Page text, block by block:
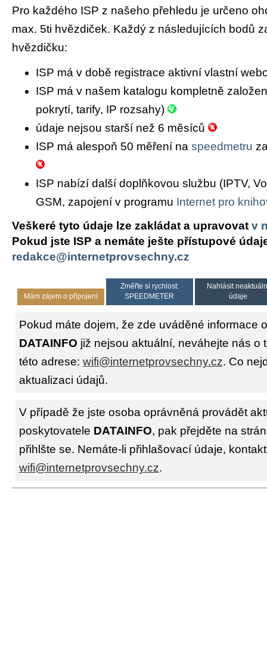
Pro každého ISP z našeho přehledu je určeno
max. 5ti hvězdiček. Každý z následujících bodů
hvězdičku:
ISP má v době registrace aktivní vlastní
ISP má v našem katalogu kompletně
pokrytí, tarify, IP rozsahy)
údaje nejsou starší než 6 měsíců
ISP má alespoň 50 měření na speedmetru
ISP nabízí další doplňkovou službu (IPTV,
GSM, zapojení v programu Internet pro
Veškeré tyto údaje lze zakládat a upravovat v
Pokud jste ISP a nemáte ješte přístupové
redakce@internetprovsechny.cz
Mám zájem o připojení
Změřte si rychlost:
SPEEDMETER
Nahlásit
údaje
Pokud máte dojem, že zde uváděné informace
DATAINFO již nejsou aktuální, neváhejte nás o
této adrese: wifi@internetprovsechny.cz. Co
aktualizaci údajů.
V případě že jste osoba oprávněná provádět
poskytovatele DATAINFO, pak přejděte na
přihlšte se. Nemáte-li přihlašovací údaje,
wifi@internetprovsechny.cz.